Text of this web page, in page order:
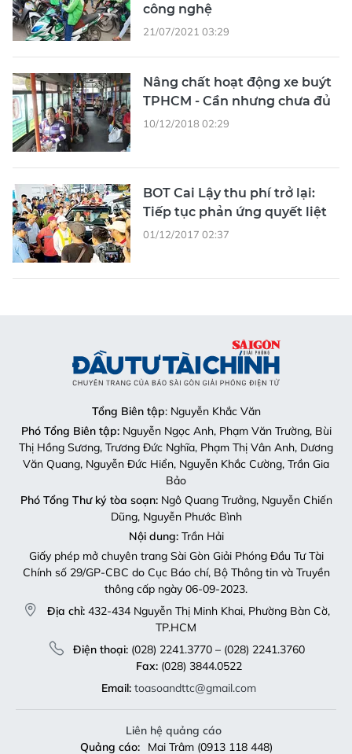
công nghệ
21/07/2021 03:29
Nâng chất hoạt động xe buýt
TPHCM - Cần nhưng chưa đủ
10/12/2018 02:29
BOT Cai Lậy thu phí trở lại:
Tiếp tục phản ứng quyết liệt
01/12/2017 02:37
Tổng Biên tập: Nguyễn Khắc Văn
Phó Tổng Biên tập:Nguyễn Ngọc Anh, Phạm Văn Trường, Bùi
Thị Hồng Sương, Trương Đức Nghĩa, Phạm Thị Vân Anh, Dương
Văn Quang, Nguyễn Đức Hiển, Nguyễn Khắc Cường, Trần Gia
Bảo
Phó Tổng Thư ký tòa soạn:Ngô Quang Trưởng, Nguyễn Chiến
Dũng, Nguyễn Phước Bình
Nội dung:Trần Hải
Giấy phép mở chuyên trang Sài Gòn Giải Phóng Đầu Tư Tài
Chính số 29/GP-CBC do Cục Báo chí, Bộ Thông tin và Truyền
thông cấp ngày 06-09-2023.
Địa chỉ: 432-434 Nguyễn Thị Minh Khai, Phường Bàn Cờ,
TP.HCM
Điện thoại:(028) 2241.3770 – (028) 2241.3760
Fax:(028) 3844.0522
Email: toasoandttc@gmail.com
Liên hệ quảng cáo
Quảng cáo:
Mai Trâm (0913 118 448)